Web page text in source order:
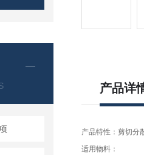
产品详
产品特性：剪切分
适用物料：